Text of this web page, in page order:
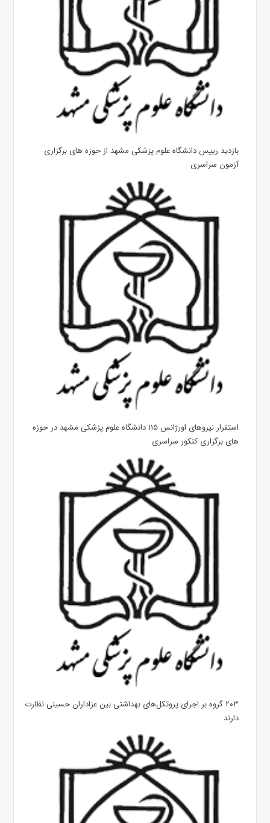
بازدید رییس دانشگاه علوم پزشکی مشهد از حوزه های برگزاری
آزمون سراسری
استقرار نیروهای اورژانس ۱۱۵ دانشگاه علوم پزشکی مشهد در حوزه
های برگزاری کنکور سراسری
۲۰۳ گروه بر اجرای پروتکل‌های بهداشتی بین عزاداران حسینی نظارت
دارند